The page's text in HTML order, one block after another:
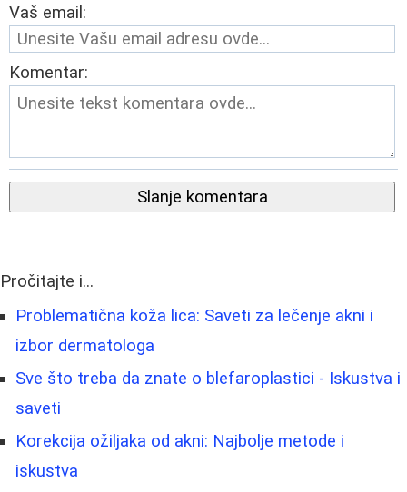
Vaš email:
Komentar:
Slanje komentara
Pročitajte i...
Problematična koža lica: Saveti za lečenje akni i
izbor dermatologa
Sve što treba da znate o blefaroplastici - Iskustva i
saveti
Korekcija ožiljaka od akni: Najbolje metode i
iskustva